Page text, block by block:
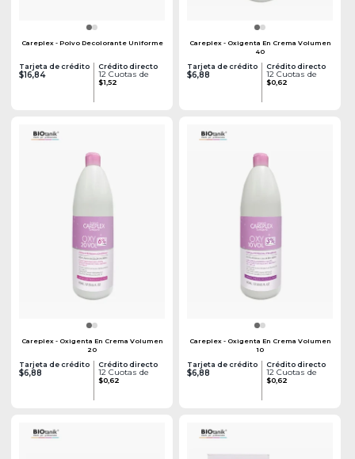
Careplex - Polvo Decolorante Uniforme
Tarjeta de crédito
$16,84
Crédito directo
12 Cuotas de
$1,52
Careplex - Oxigenta En Crema Volumen
40
Tarjeta de crédito
$6,88
Crédito directo
12 Cuotas de
$0,62
Careplex - Oxigenta En Crema Volumen
20
Tarjeta de crédito
$6,88
Crédito directo
12 Cuotas de
$0,62
Careplex - Oxigenta En Crema Volumen
10
Tarjeta de crédito
$6,88
Crédito directo
12 Cuotas de
$0,62